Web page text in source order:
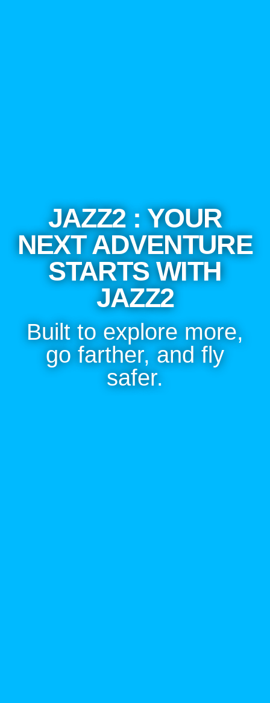
JAZZ2 : YOUR
NEXT ADVENTURE
STARTS WITH
JAZZ2
Built to explore more,
go farther, and fly
safer.